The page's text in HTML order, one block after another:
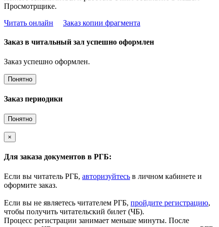
Просмотрщике.
Читать онлайн
Заказ копии фрагмента
Заказ в читальный зал успешно оформлен
Заказ успешно оформлен.
Понятно
Заказ периодики
Понятно
×
Для заказа документов в РГБ:
Если вы читатель РГБ, авторизуйтесь в личном кабинете и
оформите заказ.
Если вы не являетесь читателем РГБ, пройдите регистрацию,
чтобы получить читательский билет (ЧБ).
Процесс регистрации занимает меньше минуты. После